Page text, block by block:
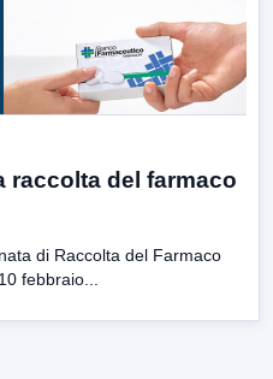
raccolta del farmaco
di Raccolta del Farmaco
febbraio...